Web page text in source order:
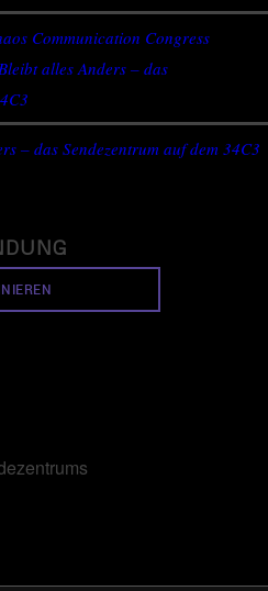
Communication Congress
Bleibt alles Anders – das
– das Sendezentrum auf dem 34C3